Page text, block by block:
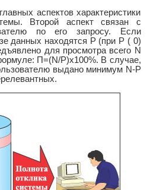
аспектов характеристики
Второй аспект связан с
по его запросу. Если
данных находятся Р (при Р ( 0)
для просмотра всего N
П=(N/P)x100%. В случае,
выдано минимум N-P